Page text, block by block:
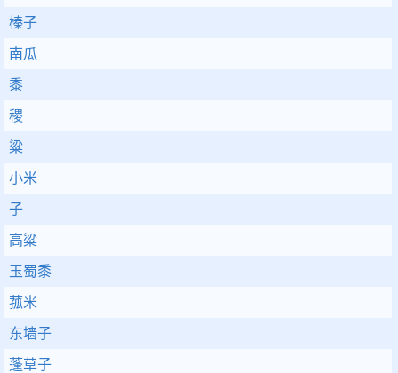
榛子
南瓜
黍
稷
粱
小米
子
高粱
玉蜀黍
菰米
东墙子
蓬草子